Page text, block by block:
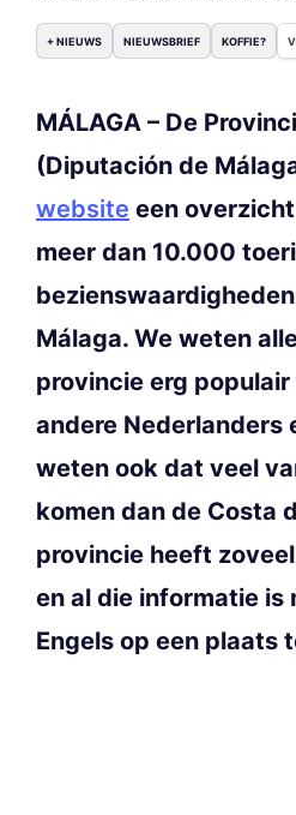
+ NIEUWS NIEUWSBRIEF KOFFIE?
MÁLAGA – De
(Diputación de
website een
meer dan 10.000
Málaga. We weten
provincie erg
andere Nederlanders
weten ook dat veel
komen dan de Costa
provincie heeft
en al die informatie is
Engels op een plaats